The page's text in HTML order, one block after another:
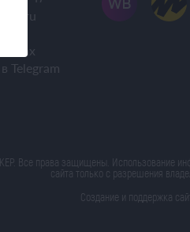
в Max
Telegram
Все права защищены. Использование
сайта только с разрешения
Создание и поддержка